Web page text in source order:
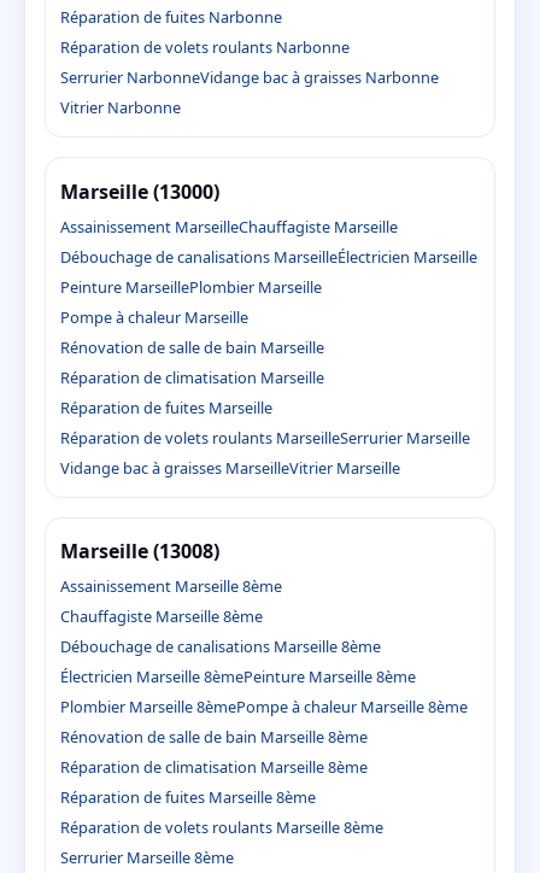
Réparation de fuites Narbonne
Réparation de volets roulants Narbonne
Serrurier NarbonneVidange bac à graisses Narbonne
Vitrier Narbonne
Marseille (13000)
Assainissement MarseilleChauffagiste Marseille
Débouchage de canalisations MarseilleÉlectricien Marseille
Peinture MarseillePlombier Marseille
Pompe à chaleur Marseille
Rénovation de salle de bain Marseille
Réparation de climatisation Marseille
Réparation de fuites Marseille
Réparation de volets roulants MarseilleSerrurier Marseille
Vidange bac à graisses MarseilleVitrier Marseille
Marseille (13008)
Assainissement Marseille 8ème
Chauffagiste Marseille 8ème
Débouchage de canalisations Marseille 8ème
Électricien Marseille 8èmePeinture Marseille 8ème
Plombier Marseille 8èmePompe à chaleur Marseille 8ème
Rénovation de salle de bain Marseille 8ème
Réparation de climatisation Marseille 8ème
Réparation de fuites Marseille 8ème
Réparation de volets roulants Marseille 8ème
Serrurier Marseille 8ème